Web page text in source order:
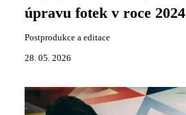
úpravu fotek v roce 2024
Postprodukce a editace
28. 05. 2026